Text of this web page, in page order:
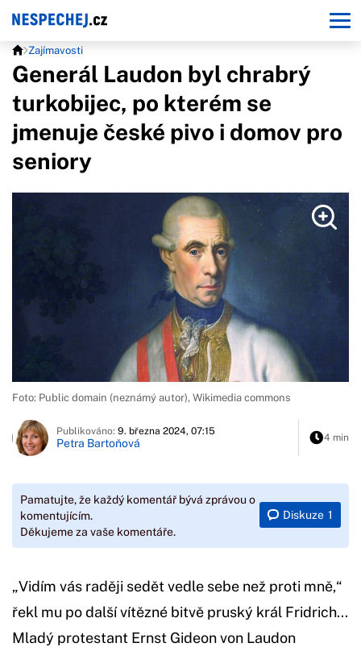
Zajímavosti
Generál Laudon byl chrabrý
turkobijec, po kterém se
jmenuje české pivo i domov pro
seniory
Foto: Public domain (neznámý autor), Wikimedia commons
Publikováno: 9. března 2024, 07:15
Petra Bartoňová 4 min
Pamatujte, že každý komentář bývá zprávou o
komentujícím.
Děkujeme za vaše komentáře.
Diskuze 1
„Vidím vás raději sedět vedle sebe než proti mně,“
řekl mu po další vítězné bitvě pruský král Fridrich...
Mladý protestant Ernst Gideon von Laudon